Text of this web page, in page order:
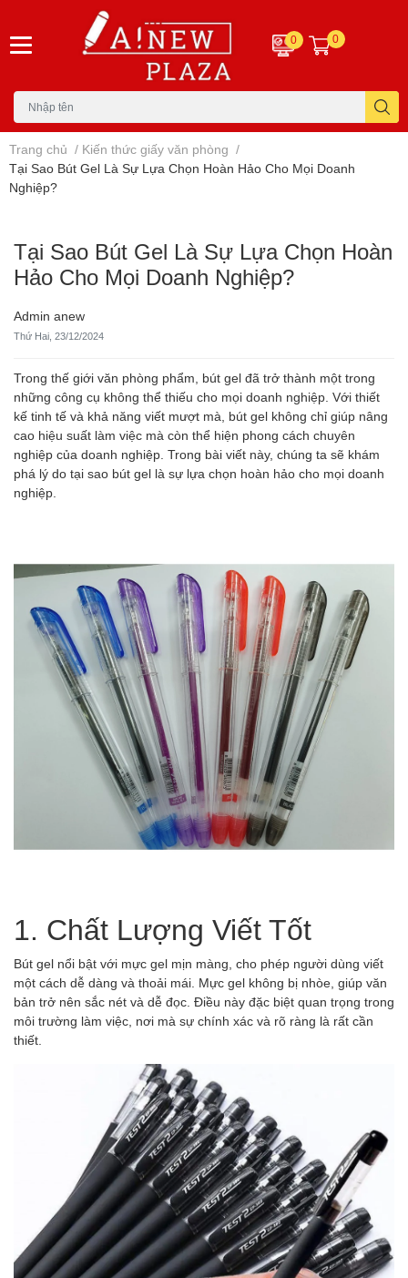
0 0
Trang chủ / Kiến thức giấy văn phòng /
Tại Sao Bút Gel Là Sự Lựa Chọn Hoàn Hảo Cho Mọi Doanh
Nghiệp?
Tại Sao Bút Gel Là Sự Lựa Chọn Hoàn
Hảo Cho Mọi Doanh Nghiệp?
Admin anew
Thứ Hai, 23/12/2024
Trong thế giới văn phòng phẩm, bút gel đã trở thành một trong
những công cụ không thể thiếu cho mọi doanh nghiệp. Với thiết
kế tinh tế và khả năng viết mượt mà, bút gel không chỉ giúp nâng
cao hiệu suất làm việc mà còn thể hiện phong cách chuyên
nghiệp của doanh nghiệp. Trong bài viết này, chúng ta sẽ khám
phá lý do tại sao bút gel là sự lựa chọn hoàn hảo cho mọi doanh
nghiệp.
1. Chất Lượng Viết Tốt
Bút gel nổi bật với mực gel mịn màng, cho phép người dùng viết
một cách dễ dàng và thoải mái. Mực gel không bị nhòe, giúp văn
bản trở nên sắc nét và dễ đọc. Điều này đặc biệt quan trọng trong
môi trường làm việc, nơi mà sự chính xác và rõ ràng là rất cần
thiết.